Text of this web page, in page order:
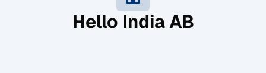
Hello India AB